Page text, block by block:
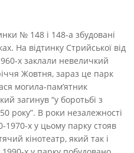
№ 148 і 148-а збудовані
На відтинку Стрийської від
х заклали невеличкий
Жовтня, зараз це парк
могила-пам’ятник
загинув “у боротьбі з
року”. В роки незалежності
1970-х у цьому парку стояв
кінотеатр, який так і